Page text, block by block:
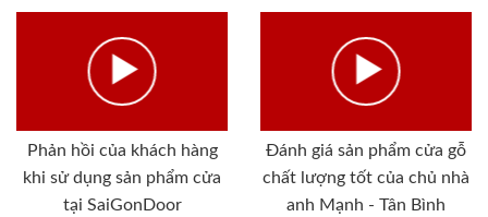
Phản hồi của khách hàng
khi sử dụng sản phẩm cửa
tại SaiGonDoor
Đánh giá sản phẩm cửa gỗ
chất lượng tốt của chủ nhà
anh Mạnh - Tân Bình